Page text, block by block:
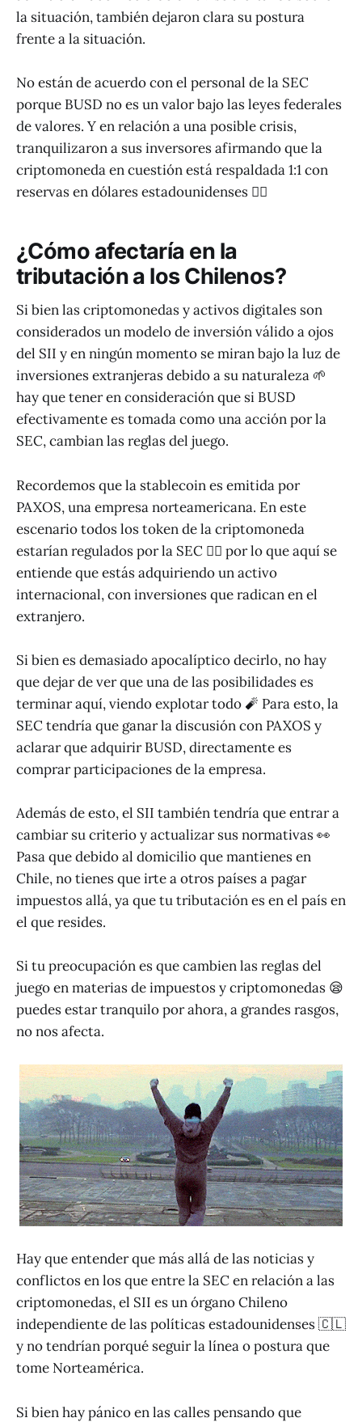
la situación, también dejaron clara su postura
frente a la situación.
No están de acuerdo con el personal de la SEC
porque BUSD no es un valor bajo las leyes federales
de valores. Y en relación a una posible crisis,
tranquilizaron a sus inversores afirmando que la
criptomoneda en cuestión está respaldada 1:1 con
reservas en dólares estadounidenses 💁‍♂️
¿Cómo afectaría en la
tributación a los Chilenos?
Si bien las criptomonedas y activos digitales son
considerados un modelo de inversión válido a ojos
del SII y en ningún momento se miran bajo la luz de
inversiones extranjeras debido a su naturaleza 🌱
hay que tener en consideración que si BUSD
efectivamente es tomada como una acción por la
SEC, cambian las reglas del juego.
Recordemos que la stablecoin es emitida por
PAXOS, una empresa norteamericana. En este
escenario todos los token de la criptomoneda
estarían regulados por la SEC 👮‍♂️ por lo que aquí se
entiende que estás adquiriendo un activo
internacional, con inversiones que radican en el
extranjero.
Si bien es demasiado apocalíptico decirlo, no hay
que dejar de ver que una de las posibilidades es
terminar aquí, viendo explotar todo 🧨 Para esto, la
SEC tendría que ganar la discusión con PAXOS y
aclarar que adquirir BUSD, directamente es
comprar participaciones de la empresa.
Además de esto, el SII también tendría que entrar a
cambiar su criterio y actualizar sus normativas 👀
Pasa que debido al domicilio que mantienes en
Chile, no tienes que irte a otros países a pagar
impuestos allá, ya que tu tributación es en el país en
el que resides.
Si tu preocupación es que cambien las reglas del
juego en materias de impuestos y criptomonedas 😪
puedes estar tranquilo por ahora, a grandes rasgos,
no nos afecta.
Hay que entender que más allá de las noticias y
conflictos en los que entre la SEC en relación a las
criptomonedas, el SII es un órgano Chileno
independiente de las políticas estadounidenses 🇨🇱
y no tendrían porqué seguir la línea o postura que
tome Norteamérica.
Si bien hay pánico en las calles pensando que